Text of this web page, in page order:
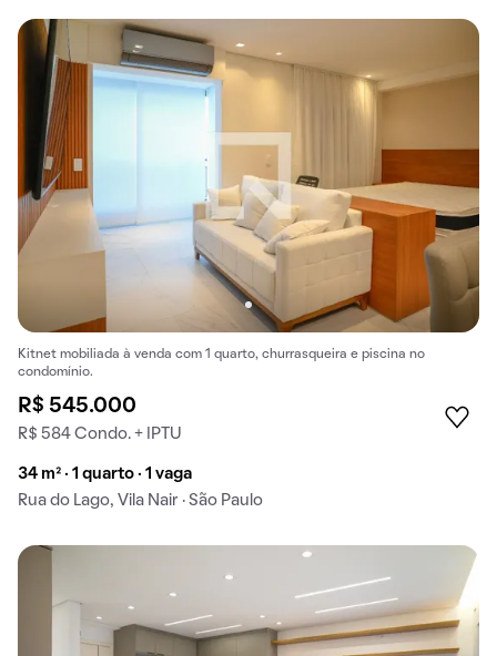
Kitnet mobiliada à venda com 1 quarto, churrasqueira e piscina no
condomínio.
R$ 545.000
R$ 584 Condo. + IPTU
34 m² · 1 quarto · 1 vaga
Rua do Lago, Vila Nair · São Paulo